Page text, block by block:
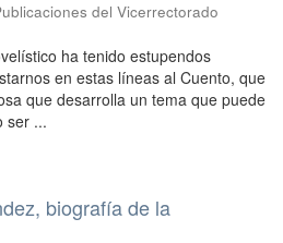
del Vicerrectorado
ha tenido estupendos
en estas líneas al Cuento, que
que desarrolla un tema que puede
ser ...
biografía de la